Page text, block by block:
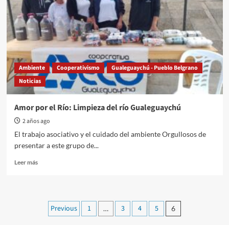
La
Delfina
Ambiente Cooperativismo
Gualeguaychú - Pueblo Belgrano
Noticias
Amor por el Río: Limpieza del río Gualeguaychú
2 años ago
El trabajo asociativo y el cuidado del ambiente Orgullosos de
presentar a este grupo de...
Leer másRead
Paginación
Previous 1 … 3 4 5 6